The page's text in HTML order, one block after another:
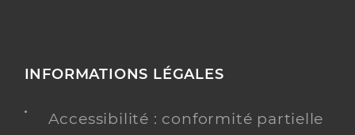
INFORMATIONS LÉGALES
Accessibilité : conformité partielle